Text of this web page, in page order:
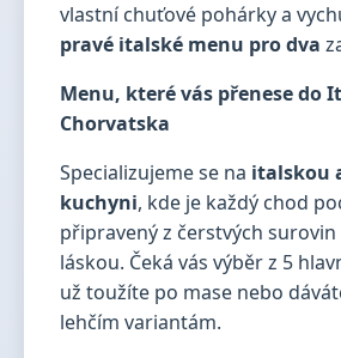
vlastní chuťové pohárky a
pravé italské menu pro dva
Menu, které vás přenese do
Chorvatska
Specializujeme se na italskou
kuchyni, kde je každý chod
připravený z čerstvých surovin
láskou. Čeká vás výběr z 5
už toužíte po mase nebo
lehčím variantám.